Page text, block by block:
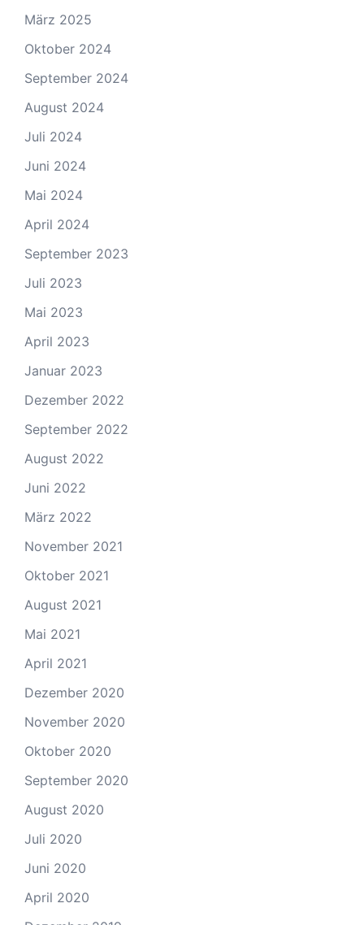
März 2025
Oktober 2024
September 2024
August 2024
Juli 2024
Juni 2024
Mai 2024
April 2024
September 2023
Juli 2023
Mai 2023
April 2023
Januar 2023
Dezember 2022
September 2022
August 2022
Juni 2022
März 2022
November 2021
Oktober 2021
August 2021
Mai 2021
April 2021
Dezember 2020
November 2020
Oktober 2020
September 2020
August 2020
Juli 2020
Juni 2020
April 2020